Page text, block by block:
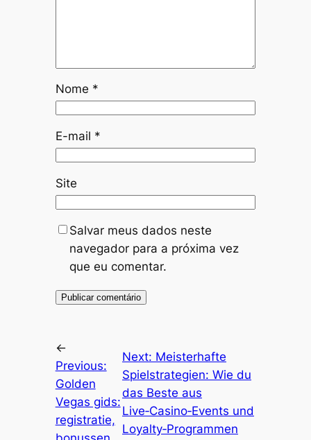
Nome *
E-mail *
Site
Salvar meus dados neste
navegador para a próxima vez
que eu comentar.
←
Previous:
Golden
Vegas gids:
registratie,
Next: Meisterhafte
Spielstrategien: Wie du
das Beste aus
Live‑Casino‑Events und
Loyalty‑Programmen